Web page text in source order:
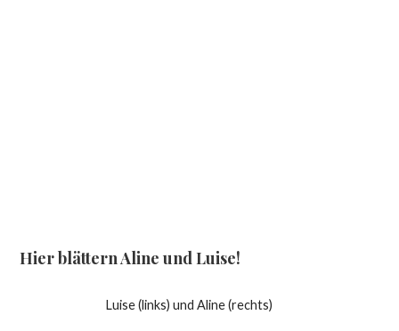
Hier blättern Aline und Luise!
Luise (links) und Aline (rechts)